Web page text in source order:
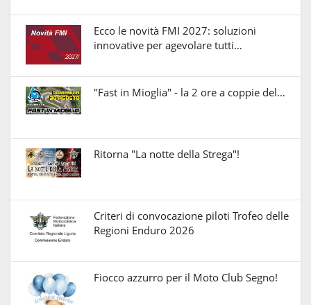
Ecco le novità FMI 2027: soluzioni
innovative per agevolare tutti…
"Fast in Mioglia" - la 2 ore a coppie del…
Ritorna "La notte della Strega"!
Criteri di convocazione piloti Trofeo delle
Regioni Enduro 2026
Fiocco azzurro per il Moto Club Segno!